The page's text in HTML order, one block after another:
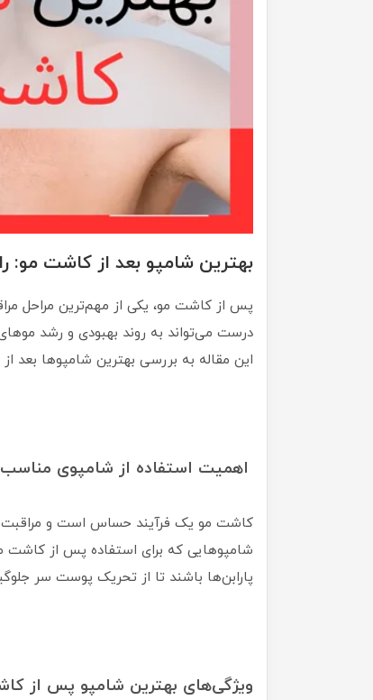
بهترین شامپو بعد از کاشت مو:
پس از کاشت مو، یکی از مهم‌ترین مراحل
درست می‌تواند به روند بهبودی و رشد
این مقاله به بررسی بهترین شامپوها بعد
اهمیت استفاده از شامپوی
کاشت مو یک فرآیند حساس است و مراقبت
شامپوهایی که برای استفاده پس از کاشت
پارابن‌ها باشند تا از تحریک پوست سر
ویژگی‌های بهترین شامپو پس از